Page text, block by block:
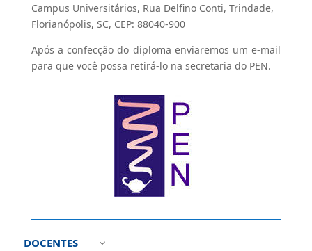
Campus Universitários, Rua Delfino Conti, Trindade,
Florianópolis, SC, CEP: 88040-900
Após a confecção do diploma enviaremos um e-mail
para que você possa retirá-lo na secretaria do PEN.
DOCENTES 3